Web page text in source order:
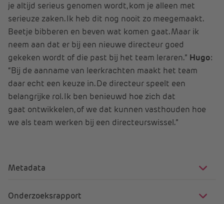
je altijd serieus genomen wordt, kom je alleen met
serieuze zaken. Ik heb dit nog nooit zo meegemaakt.
Beetje bibberen en beven wat komen gaat. Maar ik
neem aan dat er bij een nieuwe directeur goed
gekeken wordt of die past bij het team leraren.” Hugo:
“Bij de aanname van leerkrachten maakt het team
daar echt een keuze in. De directeur speelt een
belangrijke rol. Ik ben benieuwd hoe zich dat
gaat ontwikkelen, of we dat kunnen vasthouden hoe
we als team werken bij een directeurswissel.”
Metadata
Onderzoeksrapport